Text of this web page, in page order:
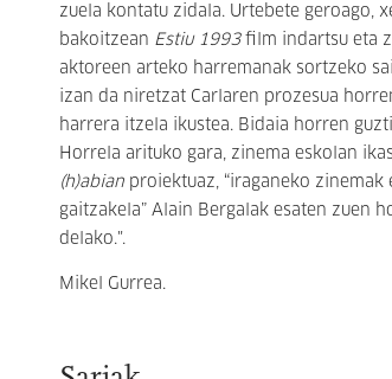
zuela kontatu zidala. Urtebete
bakoitzean Estiu 1993film indartsu eta
aktoreen arteko harremanak sortzeko
izan da niretzat Carlaren prozesua
harrera itzela ikustea. Bidaia horren
Horrela arituko gara, zinema eskolan
(h)abian proiektuaz, “iraganeko
gaitzakela” Alain Bergalak esaten zuen
delako.".
Mikel Gurrea.